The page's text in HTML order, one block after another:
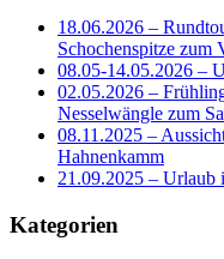
18.06.2026 –
Schochenspitze zum
08.05-14.05.2026 –
02.05.2026 –
Nesselwängle zum
08.11.2025 –
Hahnenkamm
21.09.2025 – Urlaub
Kategorien